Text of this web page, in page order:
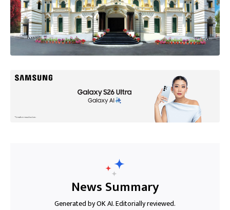
News Summary
Generated by OK AI. Editorially reviewed.